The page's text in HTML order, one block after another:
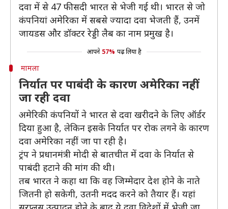
दवा में से 47 फीसदी भारत से भेजी गई थी। भारत से जो
कंपनियां अमेरिका में सबसे ज्यादा दवा भेजती हैं, उनमें
जायडस और डॉक्टर रेड्डी लैब का नाम प्रमुख है।
आपने 57% पढ़ लिया है
मामला
निर्यात पर पाबंदी के कारण अमेरिका नहीं
जा रही दवा
अमेरिकी कंपनियों ने भारत से दवा खरीदने के लिए ऑर्डर
दिया हुआ है, लेकिन इसके निर्यात पर रोक लगने के कारण
दवा अमेरिका नहीं जा पा रही है।
ट्रंप ने प्रधानमंत्री मोदी से बातचीत में दवा के निर्यात से
पाबंदी हटाने की मांग की थी।
तब भारत ने कहा था कि वह जिम्मेदार देश होने के नाते
जितनी हो सकेगी, उतनी मदद करने को तैयार हैं। यहां